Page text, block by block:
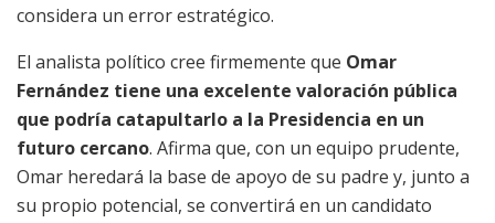
considera un error estratégico.
El analista político cree firmemente que Omar
Fernández tiene una excelente valoración pública
que podría catapultarlo a la Presidencia en un
futuro cercano. Afirma que, con un equipo prudente,
Omar heredará la base de apoyo de su padre y, junto a
su propio potencial, se convertirá en un candidato